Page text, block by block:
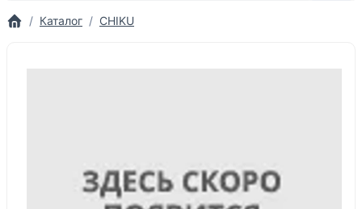
Каталог CHIKU